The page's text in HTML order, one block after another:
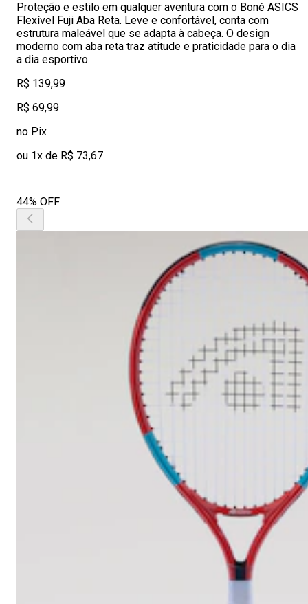
Proteção e estilo em qualquer aventura com o Boné ASICS
Flexível Fuji Aba Reta. Leve e confortável, conta com
estrutura maleável que se adapta à cabeça. O design
moderno com aba reta traz atitude e praticidade para o dia
a dia esportivo.
R$ 139,99
R$ 69,99
no Pix
ou 1x de R$ 73,67
44% OFF